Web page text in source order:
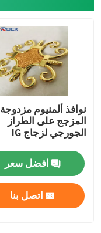
نوافذ ألمنيوم مزدوجة
المزجج على الطراز
الجورجي لزجاج IG
افضل سعر
اتصل بنا